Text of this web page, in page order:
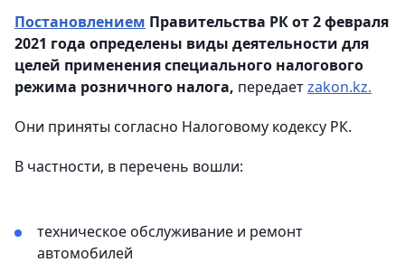
Постановлением Правительства РК от 2 февраля
2021 года определены виды деятельности для
целей применения специального налогового
режима розничного налога, передаетzakon.kz.
Они приняты согласно Налоговому кодексу РК.
В частности, в перечень вошли:
техническое обслуживание и ремонт
автомобилей